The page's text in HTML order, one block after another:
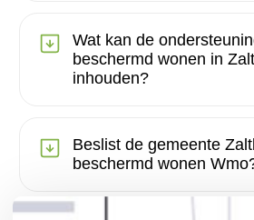
Wat kan de
beschermd wonen in
inhouden?
Beslist de gemeente
beschermd wonen